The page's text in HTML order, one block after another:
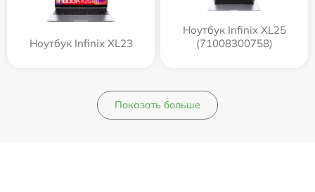
Ноутбук Infinix XL23
Ноутбук Infinix XL25
(71008300758)
Показать больше